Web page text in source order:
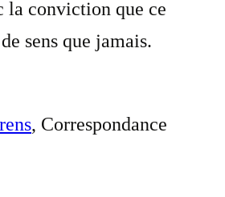
la conviction que ce
sens que jamais.
, Correspondance